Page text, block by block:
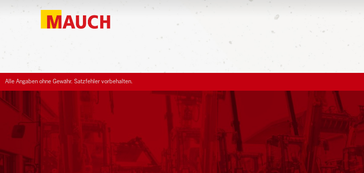
Alle Angaben ohne Gewähr. Satzfehler vorbehalten.